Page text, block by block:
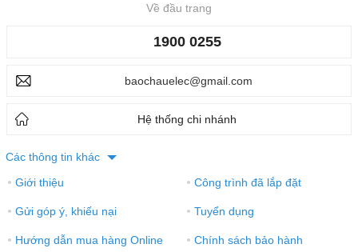
Về đầu trang
1900 0255
baochauelec@gmail.com
Hệ thống chi nhánh
Các thông tin khác
● Giới thiệu ● Công trình đã lắp đặt
● Gửi góp ý, khiếu nại ● Tuyển dụng
● Hướng dẫn mua hàng Online ● Chính sách bảo hành